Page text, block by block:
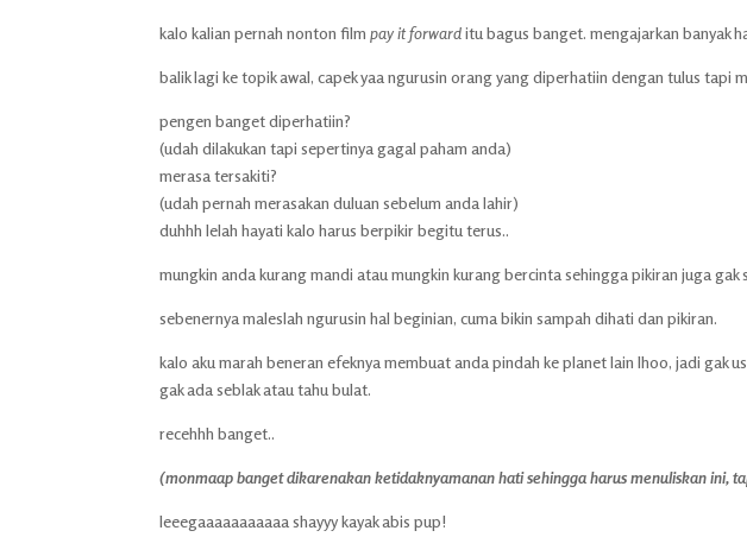
kalo kalian pernah nonton filmpay it forwarditu bagus banget. mengajarkan banyak
balik lagi ke topik awal, capek yaa ngurusin orang yang diperhatiin dengan tulus tapi
pengen banget diperhatiin?
(udah dilakukan tapi sepertinya gagal paham anda)
merasa tersakiti?
(udah pernah merasakan duluan sebelum anda lahir)
duhhh lelah hayati kalo harus berpikir begitu terus..
mungkin anda kurang mandi atau mungkin kurang bercinta sehingga pikiran juga gak
sebenernya maleslah ngurusin hal beginian, cuma bikin sampah dihati dan pikiran.
kalo aku marah beneran efeknya membuat anda pindah ke planet lain lhoo, jadi gak
gak ada seblak atau tahu bulat.
recehhh banget..
(monmaap banget dikarenakan ketidaknyamanan hati sehingga harus menuliskan ini,
leeegaaaaaaaaaaa shayyy kayak abis pup!